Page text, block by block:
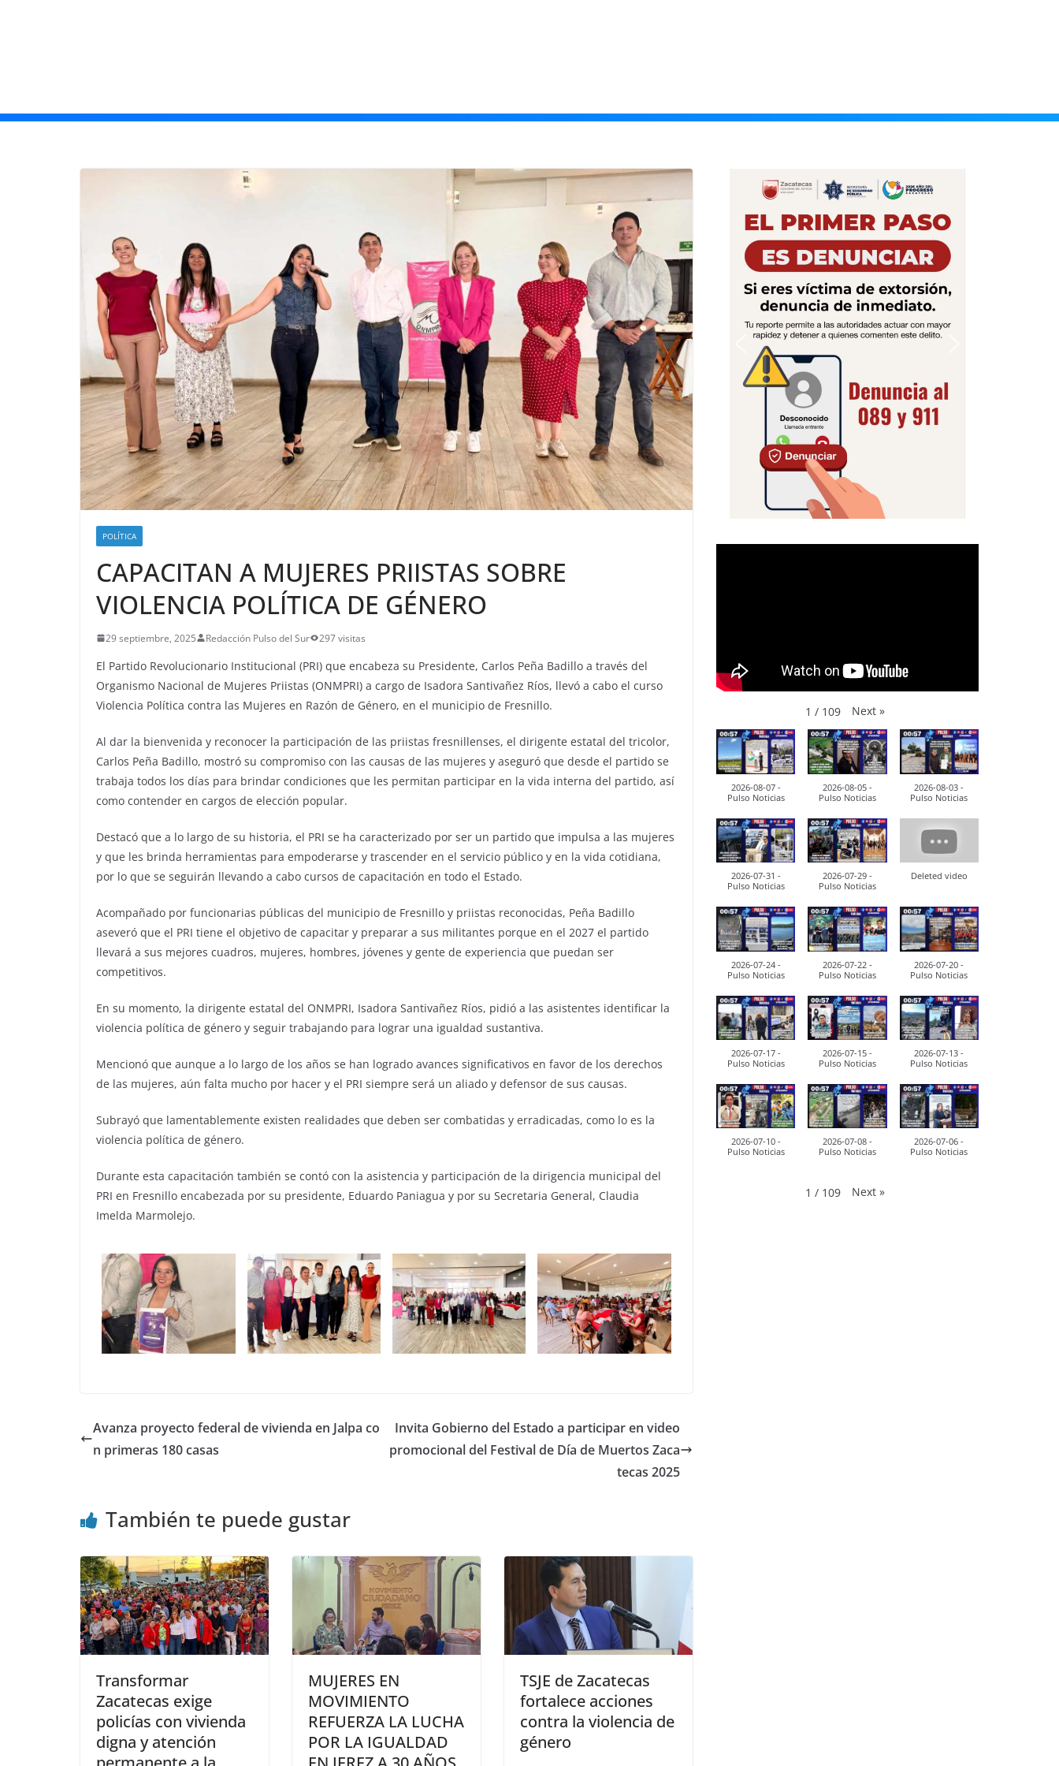
POLÍTICA
CAPACITAN A MUJERES PRIISTAS SOBRE
VIOLENCIA POLÍTICA DE GÉNERO
29 septiembre, 2025 Redacción Pulso del Sur 297 visitas
El Partido Revolucionario Institucional (PRI) que encabeza su Presidente, Carlos Peña Badillo a través del
Organismo Nacional de Mujeres Priistas (ONMPRI) a cargo de Isadora Santivañez Ríos, llevó a cabo el curso
Violencia Política contra las Mujeres en Razón de Género, en el municipio de Fresnillo.
Al dar la bienvenida y reconocer la participación de las priistas fresnillenses, el dirigente estatal del tricolor,
Carlos Peña Badillo, mostró su compromiso con las causas de las mujeres y aseguró que desde el partido se
trabaja todos los días para brindar condiciones que les permitan participar en la vida interna del partido, así
como contender en cargos de elección popular.
Destacó que a lo largo de su historia, el PRI se ha caracterizado por ser un partido que impulsa a las mujeres
y que les brinda herramientas para empoderarse y trascender en el servicio público y en la vida cotidiana,
por lo que se seguirán llevando a cabo cursos de capacitación en todo el Estado.
Acompañado por funcionarias públicas del municipio de Fresnillo y priistas reconocidas, Peña Badillo
aseveró que el PRI tiene el objetivo de capacitar y preparar a sus militantes porque en el 2027 el partido
llevará a sus mejores cuadros, mujeres, hombres, jóvenes y gente de experiencia que puedan ser
competitivos.
En su momento, la dirigente estatal del ONMPRI, Isadora Santivañez Ríos, pidió a las asistentes identificar la
violencia política de género y seguir trabajando para lograr una igualdad sustantiva.
Mencionó que aunque a lo largo de los años se han logrado avances significativos en favor de los derechos
de las mujeres, aún falta mucho por hacer y el PRI siempre será un aliado y defensor de sus causas.
Subrayó que lamentablemente existen realidades que deben ser combatidas y erradicadas, como lo es la
violencia política de género.
Durante esta capacitación también se contó con la asistencia y participación de la dirigencia municipal del
PRI en Fresnillo encabezada por su presidente, Eduardo Paniagua y por su Secretaria General, Claudia
Imelda Marmolejo.
Avanza proyecto federal de vivienda en Jalpa co
n primeras 180 casas
Invita Gobierno del Estado a participar en video
promocional del Festival de Día de Muertos Zaca
tecas 2025
También te puede gustar
Transformar
Zacatecas exige
policías con vivienda
digna y atención
MUJERES EN
MOVIMIENTO
REFUERZA LA LUCHA
POR LA IGUALDAD
TSJE de Zacatecas
fortalece acciones
contra la violencia de
género
1 / 109 Next »
2026-08-07 -
Pulso Noticias
2026-08-05 -
Pulso Noticias
2026-08-03 -
Pulso Noticias
2026-07-31 -
Pulso Noticias
2026-07-29 -
Pulso Noticias
Deleted video
2026-07-24 -
Pulso Noticias
2026-07-22 -
Pulso Noticias
2026-07-20 -
Pulso Noticias
2026-07-17 -
Pulso Noticias
2026-07-15 -
Pulso Noticias
2026-07-13 -
Pulso Noticias
2026-07-10 -
Pulso Noticias
2026-07-08 -
Pulso Noticias
2026-07-06 -
Pulso Noticias
1 / 109 Next »